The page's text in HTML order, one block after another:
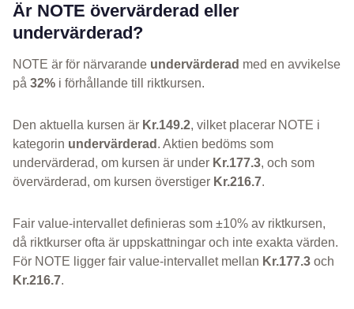
Är NOTE övervärderad eller
undervärderad?
NOTE är för närvarande undervärderad med en avvikelse
på 32% i förhållande till riktkursen.
Den aktuella kursen är Kr.149.2, vilket placerar NOTE i
kategorin undervärderad . Aktien bedöms som
undervärderad, om kursen är under Kr.177.3, och som
övervärderad, om kursen överstiger Kr.216.7.
Fair value-intervallet definieras som ±10% av riktkursen,
då riktkurser ofta är uppskattningar och inte exakta värden.
För NOTE ligger fair value-intervallet mellan Kr.177.3 och
Kr.216.7.